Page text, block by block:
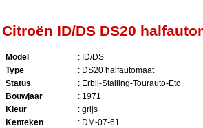
Citroën ID/DS DS20
Model
: ID/DS
Type
: DS20 halfautomaat
Status
: Erbij-Stalling-Tourauto-Etc
Bouwjaar
: 1971
Kleur
: grijs
Kenteken
: DM-07-61